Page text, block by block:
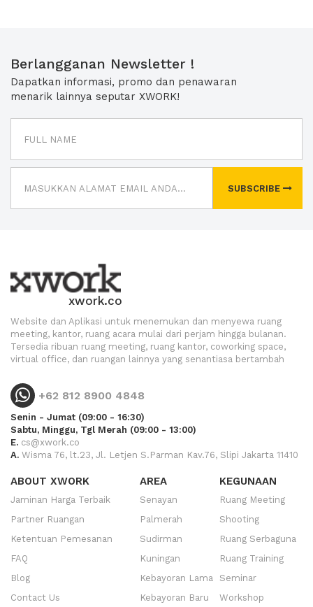
Berlangganan Newsletter !
Dapatkan informasi, promo dan penawaran
menarik lainnya seputar XWORK!
SUBSCRIBE
xwork.co
Website dan Aplikasi untuk menemukan dan menyewa ruang
meeting, kantor, ruang acara mulai dari perjam hingga bulanan.
Tersedia ribuan ruang meeting, ruang kantor, coworking space,
virtual office, dan ruangan lainnya yang senantiasa bertambah
+62 812 8900 4848
Senin - Jumat (09:00 - 16:30)
Sabtu, Minggu, Tgl Merah (09:00 - 13:00)
E. cs@xwork.co
A. Wisma 76, lt.23, Jl. Letjen S.Parman Kav.76, Slipi Jakarta 11410
ABOUT XWORK
Jaminan Harga Terbaik
Partner Ruangan
Ketentuan Pemesanan
FAQ
Blog
Contact Us
AREA
Senayan
Palmerah
Sudirman
Kuningan
Kebayoran Lama
Kebayoran Baru
KEGUNAAN
Ruang Meeting
Shooting
Ruang Serbaguna
Ruang Training
Seminar
Workshop